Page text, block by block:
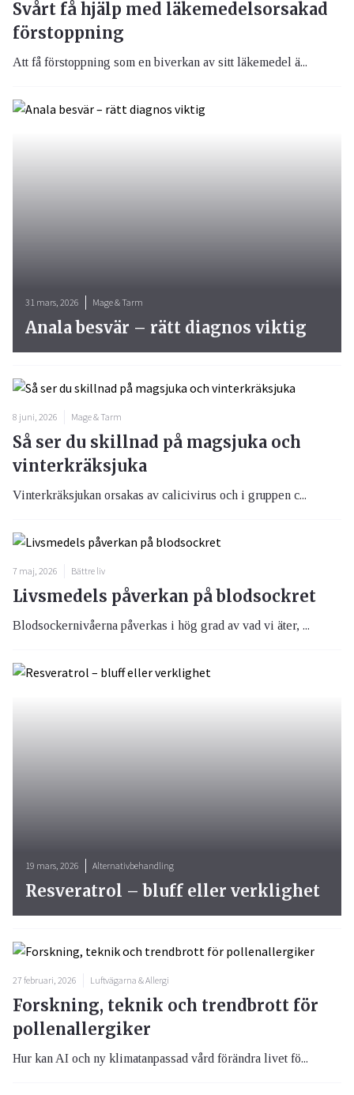
Svårt få hjälp med läkemedelsorsakad
förstoppning
Att få förstoppning som en biverkan av sitt läkemedel ä...
8 juni, 2026 Mage & Tarm
Så ser du skillnad på magsjuka och
vinterkräksjuka
Vinterkräksjukan orsakas av calicivirus och i gruppen c...
7 maj, 2026 Bättre liv
Livsmedels påverkan på blodsockret
Blodsockernivåerna påverkas i hög grad av vad vi äter, ...
31 mars, 2026 Mage & Tarm
Anala besvär – rätt diagnos viktig
19 mars, 2026 Alternativbehandling
Resveratrol – bluff eller verklighet
27 februari, 2026 Luftvägarna & Allergi
Forskning, teknik och trendbrott för
pollenallergiker
Hur kan AI och ny klimatanpassad vård förändra livet fö...